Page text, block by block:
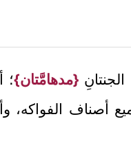
{مدهامَّتان}؛
أصناف الفواكه،